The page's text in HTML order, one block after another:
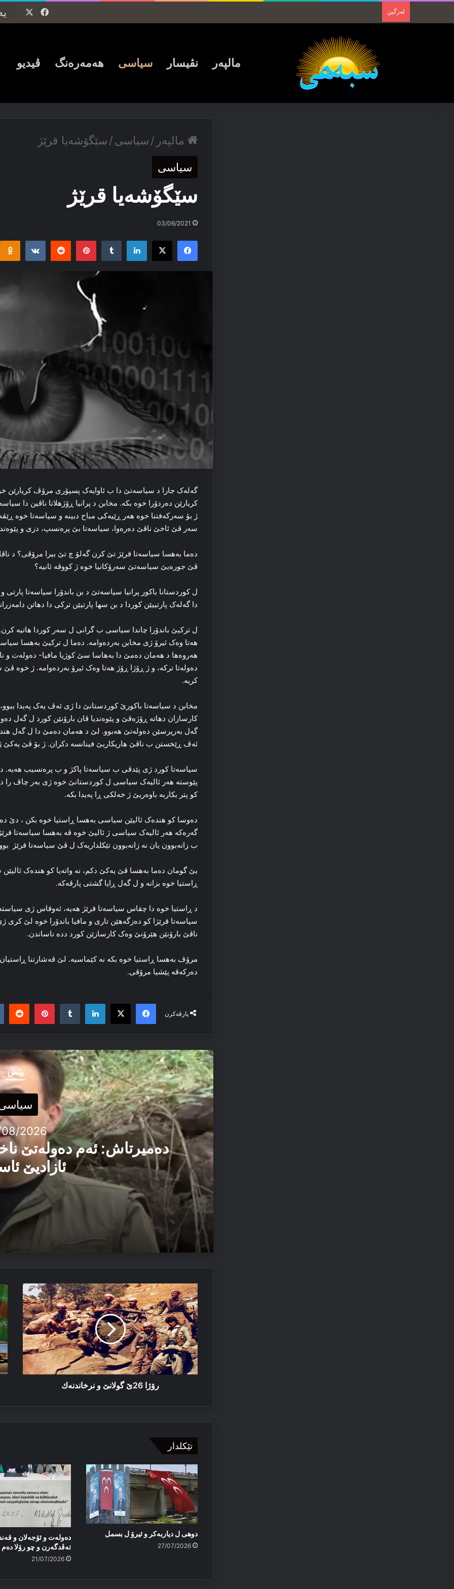
لەزگین Facebook
مالپەر نڤیسار سیاسی ھەمەرەنگ ڤیدیو
مالپەر /سیاسی/سێگۆشەیا قرێژ
سیاسی
سێگۆشەیا قرێژ
03/06/2021
Facebook
X
LinkedIn
Tumblr
Pinterest
Reddit
گه‌له‌ک جارا د سیاسه‌تێ دا ب ئاوایه‌ک پسپۆری مرۆڤ کریارێن
کریارێن ده‌ردۆرا خوه‌ بکه‌. مخابن د پرانیا ڕۆژهلاتا ناڤین
ژ بۆ سه‌رکه‌فتنا خوه‌ هه‌ر ڕێیه‌کی مباح دبینه‌ و سیاسه‌تا خوه‌
سه‌ر ڤێ ئاخێ ناڤێ ده‌ره‌وا، سیاسه‌تا بێ پره‌نسپ، دزی و
ده‌ما به‌هسا سیاسه‌تا قرێژ تێ کرن گه‌لۆ چ تێ بیرا مرۆڤی؟ د
ڤێ جوره‌یێ سیاسه‌تێ سه‌رۆکانیا خوه‌ ژ کووڤه‌ ئانیه‌؟
ل کوردستانا باکور پرانیا سیاسه‌تێ د بن باندۆرا سیاسه‌تا پارتی
دا گه‌له‌ک پارتییێن کوردا د بن سها پارتیێن ترکی دا دهاتن
ل ترکیێ باندۆرا چاندا سیاسی ب گرانی ل سەر کوردا هاتیه‌
هه‌تا وه‌ک ئیرۆ ژی مخابن به‌رده‌وامه‌. ده‌ما ل ترکیێ به‌هسا
هه‌روه‌ها د هه‌مان ده‌مێ دا به‌هاسا سێ کوژیا مافیا- ده‌وله‌ت و
ده‌وله‌تا ترکه‌، و ژ ڕۆژا ڕۆژ هه‌تا وه‌ک ئیرۆ به‌رده‌وامه‌. ژ خوه‌
کریه‌.
مخابن د سیاسه‌تا باکورێ کوردستانێ دا ژی ئه‌ڤ یه‌ک په‌یدا
کارسازان دهاتە ڕۆژه‌ڤێ و پێوه‌ندیا ڤان بارۆنێن کورد ل گه‌ل
گه‌ل به‌رپرسێن ده‌وله‌تێ هه‌بوو. لێ د هه‌مان ده‌مێ دا ل گه‌ل
ئه‌ڤ ڕێخستن ب ناڤێ ھاریکاریێ فینانسه‌ دکران. ژ بۆ ڤێ
سیاسه‌تا کورد ژی پێدڤی ب سیاسه‌تا پاکژ و ب پره‌نسیب هه‌یه‌.
پێوسته‌ هه‌ر ئالیه‌ک سیاسی ل کوردستانێ خوه‌ ژی به‌ر چاڤ
کو پتر بکاربه‌ باوه‌ریێ ژ خه‌لکی ڕا په‌یدا بکه‌.
ده‌وسا کو هنده‌ک ئالیێن سیاسی به‌هسا ڕاستیا خوه‌ بکن ، دێ
گه‌ره‌کە هه‌ر ئالیه‌ک سیاسی ژ ئالیێ خوه‌ ڤه‌ به‌هسا سیاسه‌تا
ب زانه‌بوون یان نه‌ زانه‌بوون تێکلداریه‌ک ل ڤێ سیاسه‌تا قرێژ
بێ گومان ده‌ما به‌هسا ڤێ یه‌کێ دکم، نه‌ واته‌یا کو هنده‌ک
ڕاستیا خوه‌ بزانه‌ و ل گه‌ل ڕایا گشتی پارڤه‌که‌.
د ڕاستیا خوه‌ دا چقاس سیاسه‌تا قرێژ هه‌یە، ئه‌وقاس ژی
سیاسه‌تا قرێژا کو ده‌زگه‌هێن تاری و مافیا باندۆرا خوه‌ لێ کری
ناڤێ بارۆنێن ھێرۆنێ وه‌ک کارسازێن کورد دده‌ ناساندن.
مرۆڤ به‌هسا ڕاستیا خوه‌ بکه‌ نه‌ کێماسیه‌. لێ ڤه‌شارتنا
ده‌رکه‌ڤه‌ پێشیا مرۆڤی.
پارڤەکرن
Facebook
X
LinkedIn
Tumblr
پێش
2026
دەمیرتاش: ئەم دەولەتێ
ئازادیێ
06/08/2026
دەمیرتاش: ئەم دەولەتێ ناخوازن دەولەت ل پێشییا
پەیاما سەرۆک نێچیرڤان بارزانی د سالڤەگەرارۆژا
26ێ
گولانێ
و
نرخاندنەك
رۆژا 26ێ گولانێ و نرخاندنەك
ل
تێکلدار
دوهی ل دیاربەکر و ئیرۆ ل بسمل
27/07/2026
دەولەت و ئۆجەلان و
تەڤدگەرن و چو رۆلا دەم
21/07/2026